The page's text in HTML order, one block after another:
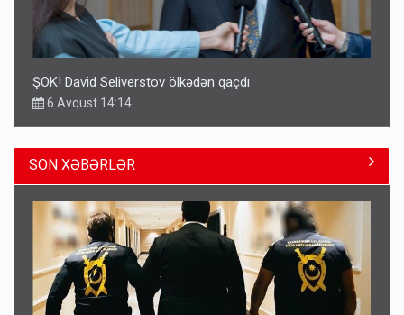
ŞOK! David Seliverstov ölkədən qaçdı
6 Avqust 14:14
SON XƏBƏRLƏR